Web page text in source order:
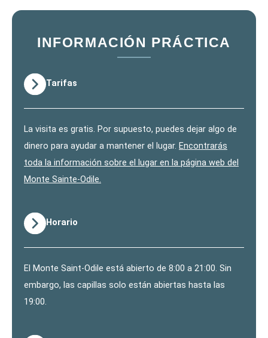
INFORMACIÓN PRÁCTICA
Tarifas
La visita es gratis. Por supuesto, puedes dejar algo de
dinero para ayudar a mantener el lugar. Encontrarás
toda la información sobre el lugar en la página web del
Monte Sainte-Odile.
Horario
El Monte Saint-Odile está abierto de 8:00 a 21:00. Sin
embargo, las capillas solo están abiertas hasta las
19:00.